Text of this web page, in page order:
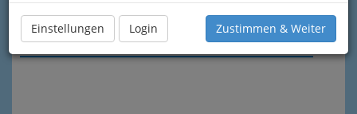
Einstellungen Login Zustimmen & Weiter
Meine Nachricht senden